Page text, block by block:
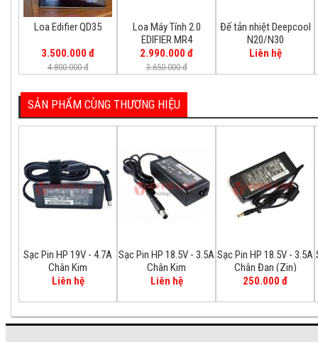
Loa Edifier QD35
3.500.000 đ
4.800.000 đ
Loa Máy Tính 2.0
EDIFIER MR4
2.990.000 đ
3.650.000 đ
Đế tản nhiệt Deepcool
N20/N30
Liên hệ
SẢN PHẨM CÙNG THƯƠNG HIỆU
Sạc Pin HP 19V - 4.7A
Chân Kim
Liên hệ
Sạc Pin HP 18.5V - 3.5A
Chân Kim
Liên hệ
Sạc Pin HP 18.5V - 3.5A
Chân Đạn (Zin)
250.000 đ
Bàn phím Laptop HP [...] Bàn phím Laptop HP [...]
350.000 đ